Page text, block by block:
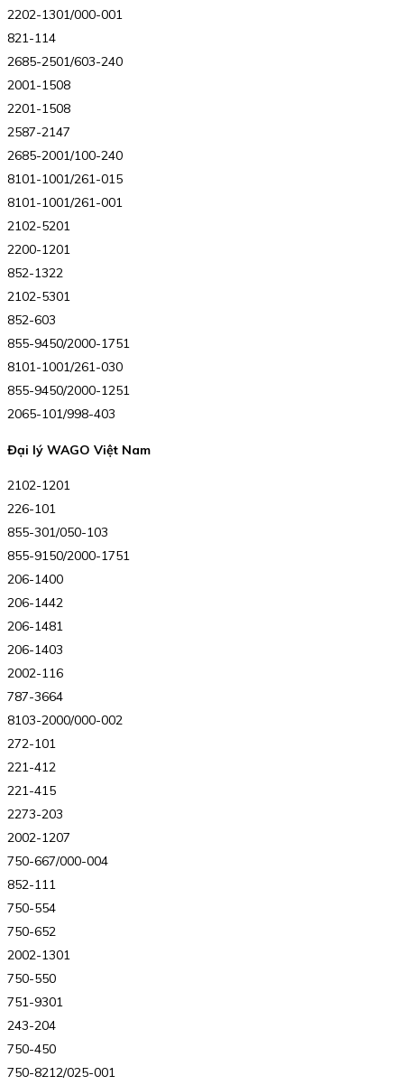
2202-1301/000-001
821-114
2685-2501/603-240
2001-1508
2201-1508
2587-2147
2685-2001/100-240
8101-1001/261-015
8101-1001/261-001
2102-5201
2200-1201
852-1322
2102-5301
852-603
855-9450/2000-1751
8101-1001/261-030
855-9450/2000-1251
2065-101/998-403
Đại lý WAGO Việt Nam
2102-1201
226-101
855-301/050-103
855-9150/2000-1751
206-1400
206-1442
206-1481
206-1403
2002-116
787-3664
8103-2000/000-002
272-101
221-412
221-415
2273-203
2002-1207
750-667/000-004
852-111
750-554
750-652
2002-1301
750-550
751-9301
243-204
750-450
750-8212/025-001